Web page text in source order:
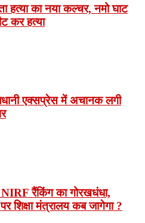
हत्या का नया कल्चर, नमो घाट
कर हत्या
एक्सप्रेस में अचानक लगी
रैंकिंग का गोरखधंधा,
शिक्षा मंत्रालय कब जागेगा ?